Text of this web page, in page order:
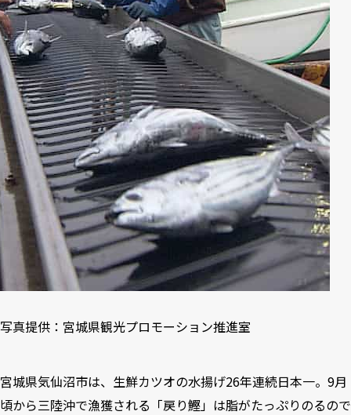
写真提供：宮城県観光プロモーション推進室
宮城県気仙沼市は、生鮮カツオの水揚げ26年連続日本一。9月
頃から三陸沖で漁獲される「戻り鰹」は脂がたっぷりのるので